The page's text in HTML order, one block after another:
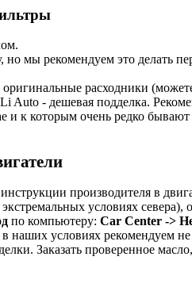
но мы рекомендуем это делать
оригинальные расходники
Auto - дешевая подделка.
к которым очень редко
производителя в
условиях
по компьютеру: Car Center ->
условиях рекомендуем
Заказать проверенное